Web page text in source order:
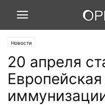
Новости
20 апреля